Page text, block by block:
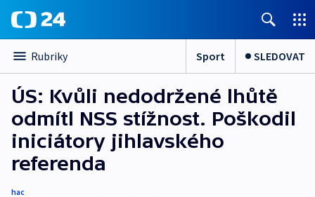
Rubriky Sport SLEDOVAT
ÚS: Kvůli nedodržené lhůtě
odmítl NSS stížnost. Poškodil
iniciátory jihlavského
referenda
hac